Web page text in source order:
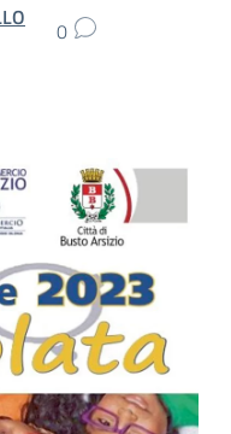
0